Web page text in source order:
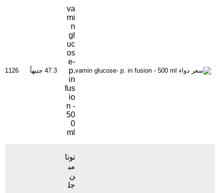
va
mi
n
gl
uc
os
e-
p.
in
fus
io
n -
50
0
ml
47.3 جنيهاً 1126 مشاهدة
توتا
مي
ن
جل